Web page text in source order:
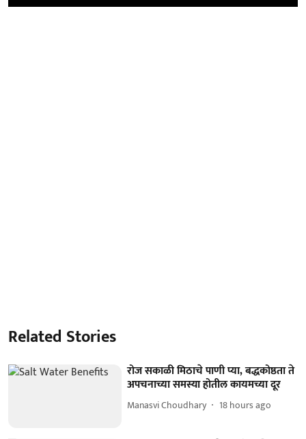
Related Stories
रोज सकाळी मिठाचे पाणी प्या, बद्धकोष्ठता ते
अपचनाच्या समस्या होतील कायमच्या दूर
Manasvi Choudhary 18 hours ago